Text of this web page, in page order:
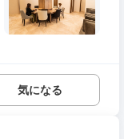
気になる